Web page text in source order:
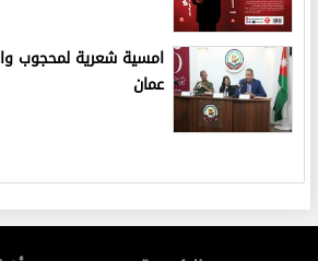
امسية شعرية لمحجوب
عمان